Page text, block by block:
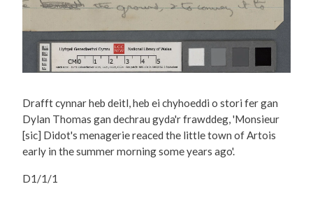
Drafft cynnar heb deitl, heb ei chyhoeddi o stori fer gan
Dylan Thomas gan dechrau gyda'r frawddeg, 'Monsieur
[sic] Didot's menagerie reaced the little town of Artois
early in the summer morning some years ago'.
D1/1/1